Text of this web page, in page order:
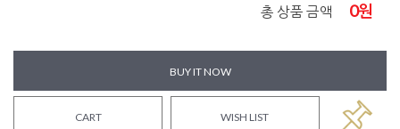
총 상품 금액 0원
BUY IT NOW
CART WISH LIST